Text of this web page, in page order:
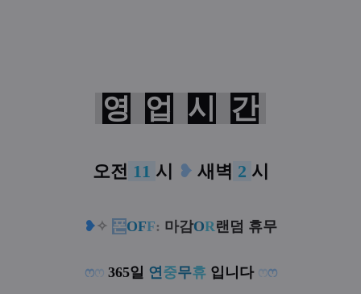
영 업 시 간
오전 11 시 ❥ 새벽 2 시
❥ ✧ 폰OFF: 마감OR랜덤 휴무
ෆෆ365일 연중무휴입니다 ෆෆ